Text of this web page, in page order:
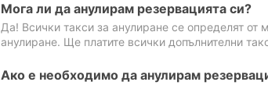
Мога ли да анулирам резервацията си?
Да! Всички такси за анулиране се определят от
анулиране. Ще платите всички допълнителни
Ако е необходимо да анулирам